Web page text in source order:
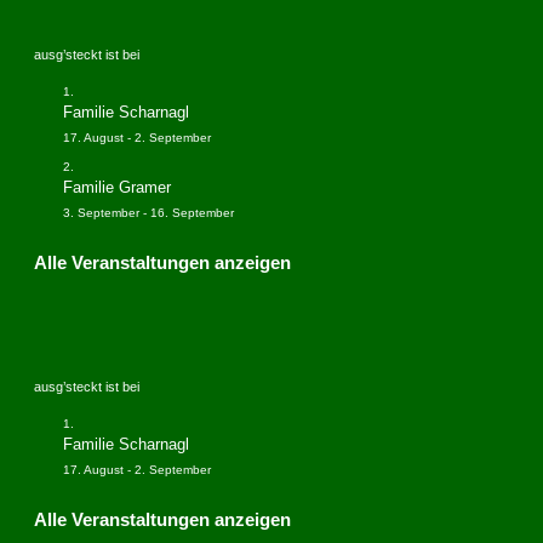
ausg’steckt ist bei
Familie Scharnagl
17. August- 2. September
Familie Gramer
3. September- 16. September
Alle Veranstaltungen anzeigen
ausg’steckt ist bei
Familie Scharnagl
17. August- 2. September
Alle Veranstaltungen anzeigen